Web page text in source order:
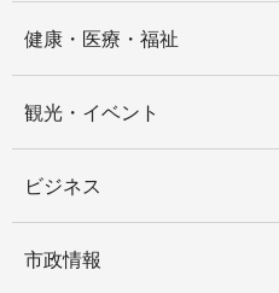
健康・医療・福祉
観光・イベント
ビジネス
市政情報